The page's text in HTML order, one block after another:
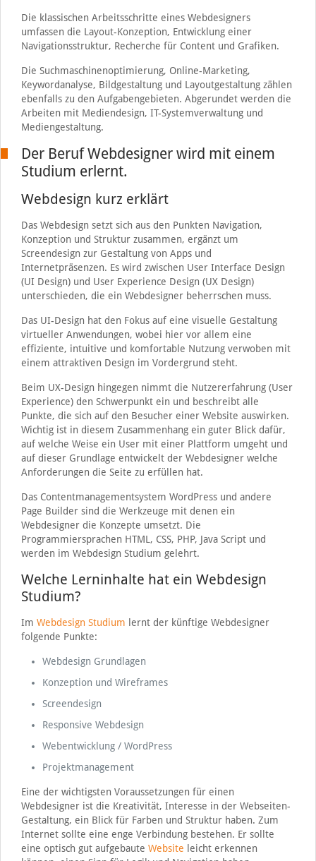
Die klassischen Arbeitsschritte eines Webdesigners
umfassen die Layout-Konzeption, Entwicklung einer
Navigationsstruktur, Recherche für Content und Grafiken.
Die Suchmaschinenoptimierung, Online-Marketing,
Keywordanalyse, Bildgestaltung und Layoutgestaltung zählen
ebenfalls zu den Aufgabengebieten. Abgerundet werden die
Arbeiten mit Mediendesign, IT-Systemverwaltung und
Mediengestaltung.
Der Beruf Webdesigner wird mit einem
Studium erlernt.
Webdesign kurz erklärt
Das Webdesign setzt sich aus den Punkten Navigation,
Konzeption und Struktur zusammen, ergänzt um
Screendesign zur Gestaltung von Apps und
Internetpräsenzen. Es wird zwischen User Interface Design
(UI Design) und User Experience Design (UX Design)
unterschieden, die ein Webdesigner beherrschen muss.
Das UI-Design hat den Fokus auf eine visuelle Gestaltung
virtueller Anwendungen, wobei hier vor allem eine
effiziente, intuitive und komfortable Nutzung verwoben mit
einem attraktiven Design im Vordergrund steht.
Beim UX-Design hingegen nimmt die Nutzererfahrung (User
Experience) den Schwerpunkt ein und beschreibt alle
Punkte, die sich auf den Besucher einer Website auswirken.
Wichtig ist in diesem Zusammenhang ein guter Blick dafür,
auf welche Weise ein User mit einer Plattform umgeht und
auf dieser Grundlage entwickelt der Webdesigner welche
Anforderungen die Seite zu erfüllen hat.
Das Contentmanagementsystem WordPress und andere
Page Builder sind die Werkzeuge mit denen ein
Webdesigner die Konzepte umsetzt. Die
Programmiersprachen HTML, CSS, PHP, Java Script und
werden im Webdesign Studium gelehrt.
Welche Lerninhalte hat ein Webdesign
Studium?
Im Webdesign Studium lernt der künftige Webdesigner
folgende Punkte:
Webdesign Grundlagen
Konzeption und Wireframes
Screendesign
Responsive Webdesign
Webentwicklung / WordPress
Projektmanagement
Eine der wichtigsten Voraussetzungen für einen
Webdesigner ist die Kreativität, Interesse in der Webseiten-
Gestaltung, ein Blick für Farben und Struktur haben. Zum
Internet sollte eine enge Verbindung bestehen. Er sollte
eine optisch gut aufgebaute Website leicht erkennen